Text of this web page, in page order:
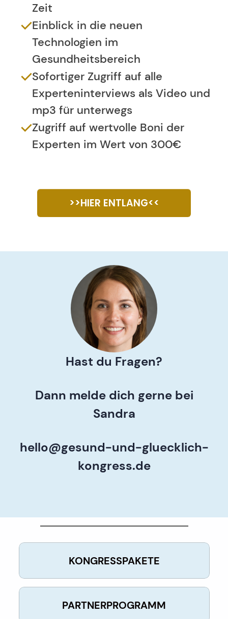
Zeit
Einblick in die neuen
Technologien im
Gesundheitsbereich
Sofortiger Zugriff auf alle
Experteninterviews als Video und
mp3 für unterwegs
Zugriff auf wertvolle Boni der
Experten im Wert von 300€
>>HIER ENTLANG<<
Hast du Fragen?
Dann melde dich gerne bei
Sandra
hello@gesund-und-gluecklich-
kongress.de
KONGRESSPAKETE
PARTNERPROGRAMM